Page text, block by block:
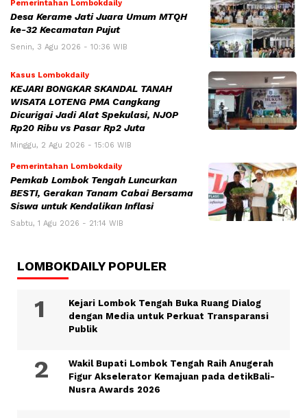
Pemerintahan Lombokdaily
Desa Kerame Jati Juara Umum MTQH
ke-32 Kecamatan Pujut
Senin, 3 Agu 2026 - 10:36 WIB
Kasus Lombokdaily
KEJARI BONGKAR SKANDAL TANAH
WISATA LOTENG PMA Cangkang
Dicurigai Jadi Alat Spekulasi, NJOP
Rp20 Ribu vs Pasar Rp2 Juta
Minggu, 2 Agu 2026 - 15:06 WIB
Pemerintahan Lombokdaily
Pemkab Lombok Tengah Luncurkan
BESTI, Gerakan Tanam Cabai Bersama
Siswa untuk Kendalikan Inflasi
Sabtu, 1 Agu 2026 - 21:14 WIB
LOMBOKDAILY POPULER
Kejari Lombok Tengah Buka Ruang Dialog
dengan Media untuk Perkuat Transparansi
Publik
Wakil Bupati Lombok Tengah Raih Anugerah
Figur Akselerator Kemajuan pada detikBali-
Nusra Awards 2026